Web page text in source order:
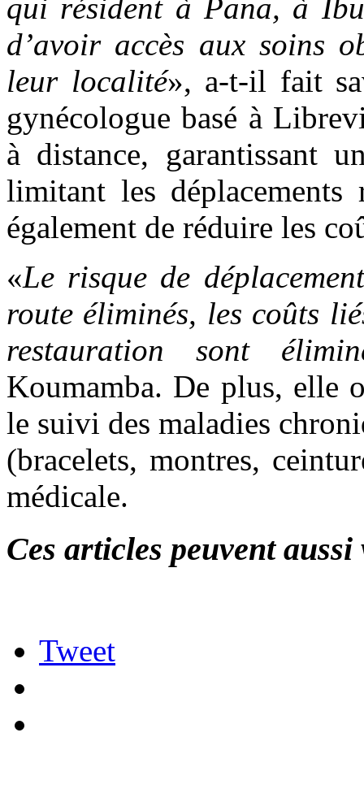
qui résident à Pana, à
d’avoir accès aux soins
leur localité», a-t-il fait
gynécologue basé à
à distance, garantissant
limitant les déplacements
également de réduire les
«Le risque de
route éliminés, les coûts
restauration sont
Koumamba. De plus, elle
le suivi des maladies
(bracelets, montres,
médicale.
Ces articles peuvent
Tweet